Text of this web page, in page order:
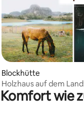
Bewertung: 4,99
Blockhütte
Holzhaus auf dem
Komfort wie